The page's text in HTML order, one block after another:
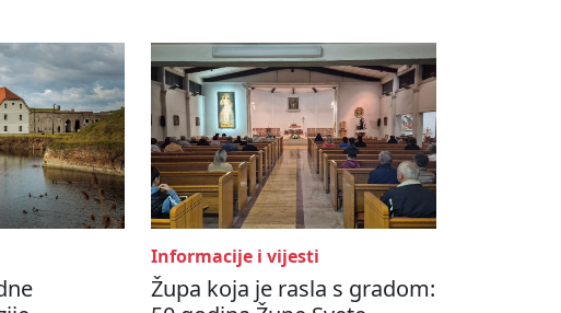
Informacije i vijesti
Župa koja je rasla s gradom: